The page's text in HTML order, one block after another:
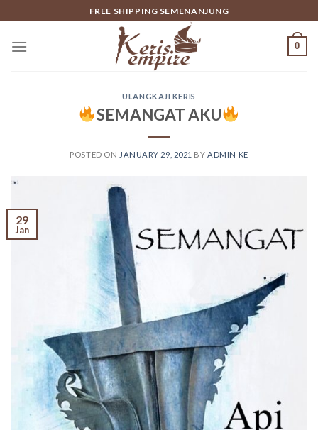
to
content
FREE SHIPPING SEMENANJUNG
0
ULANGKAJI KERIS
SEMANGAT AKU
POSTED ON JANUARY 29, 2021 BY ADMIN KE
29
Jan